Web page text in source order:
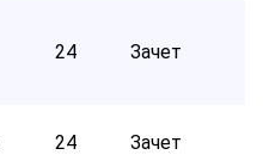
24 Зачет
24 Зачет